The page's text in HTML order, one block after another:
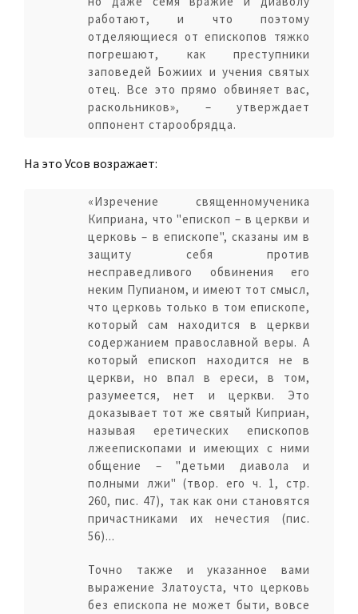
работают, и что поэтому
отделяющиеся от епископов тяжко
погрешают, как преступники
заповедей Божиих и учения святых
отец. Все это прямо обвиняет вас,
раскольников», – утверждает
оппонент старообрядца.
На это Усов возражает:
«Изречение священномученика
Киприана, что "епископ – в церкви и
церковь – в епископе", сказаны им в
защиту себя против
несправедливого обвинения его
неким Пупианом, и имеют тот смысл,
что церковь только в том епископе,
который сам находится в церкви
содержанием православной веры. А
который епископ находится не в
церкви, но впал в ереси, в том,
разумеется, нет и церкви. Это
доказывает тот же святый Киприан,
называя еретических епископов
лжеепископами и имеющих с ними
общение – "детьми диавола и
полными лжи" (твор. его ч. 1, стр.
260, пис. 47), так как они становятся
причастниками их нечестия (пис.
56)...
Точно также и указанное вами
выражение Златоуста, что церковь
без епископа не может быти, вовсе